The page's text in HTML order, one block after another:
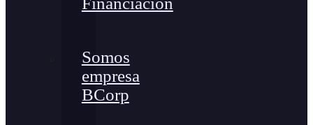
Somos
empresa
BCorp